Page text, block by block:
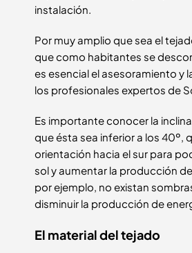
instalación.
Por muy amplio que sea el
que como habitantes se
es esencial el asesoramiento y
los profesionales expertos de
Es importante conocer la
que ésta sea inferior a los 40º,
orientación hacia el sur para
sol y aumentar la producción
por ejemplo, no existan
disminuir la producción de
El material del tejado